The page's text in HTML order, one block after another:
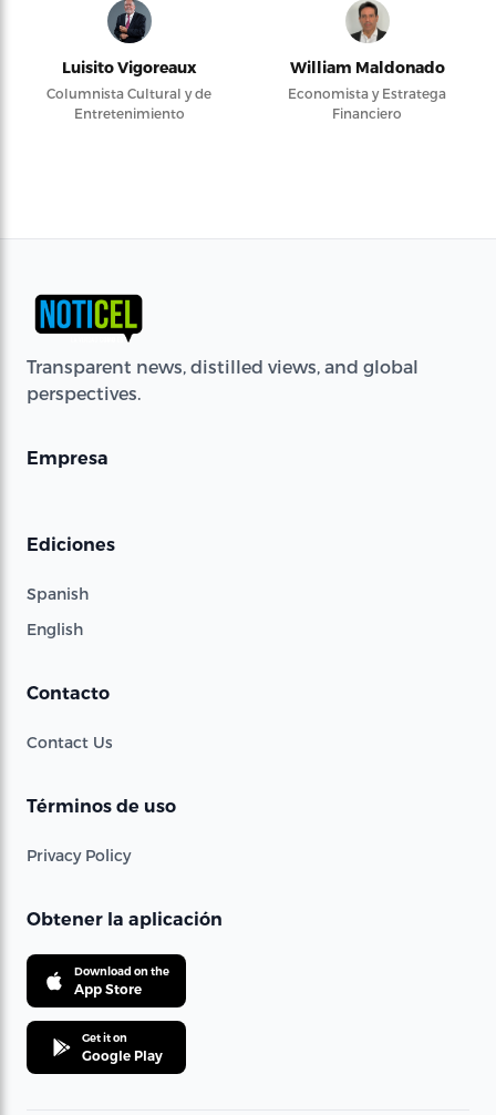
Luisito Vigoreaux
Columnista Cultural y de
Entretenimiento
William Maldonado
Economista y Estratega
Financiero
Transparent news, distilled views, and global
perspectives.
Empresa
Ediciones
Spanish
English
Contacto
Contact Us
Términos de uso
Privacy Policy
Obtener la aplicación
Download on the
App Store
Get it on
Google Play